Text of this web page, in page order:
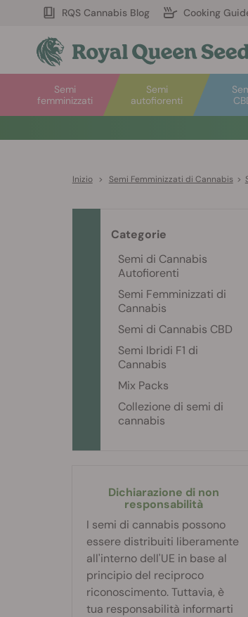
RQS Cannabis Blog Cooking
Semi
autofiorenti
Semi
femminizzati
Inizio > Semi Femminizzati di Cannabis >
Categorie
Semi di Cannabis
Autofiorenti
Semi Femminizzati di
Cannabis
Semi di Cannabis CBD
Semi Ibridi F1 di
Cannabis
Mix Packs
Collezione di semi di
cannabis
Dichiarazione di non
responsabilità
I semi di cannabis possono
essere distribuiti liberamente
all'interno dell'UE in base al
principio del reciproco
riconoscimento. Tuttavia, è
tua responsabilità informarti